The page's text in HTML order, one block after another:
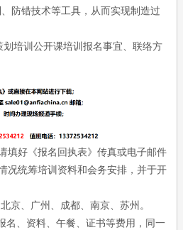
防错技术等工具，从而实现制造过
培训公开课培训报名事宜、联络方
填好《报名回执表》传真或电子邮件
况统筹培训资料和会务安排，并于开
京、广州、成都、南京、苏州。
名、资料、午餐、证书等费用，同一